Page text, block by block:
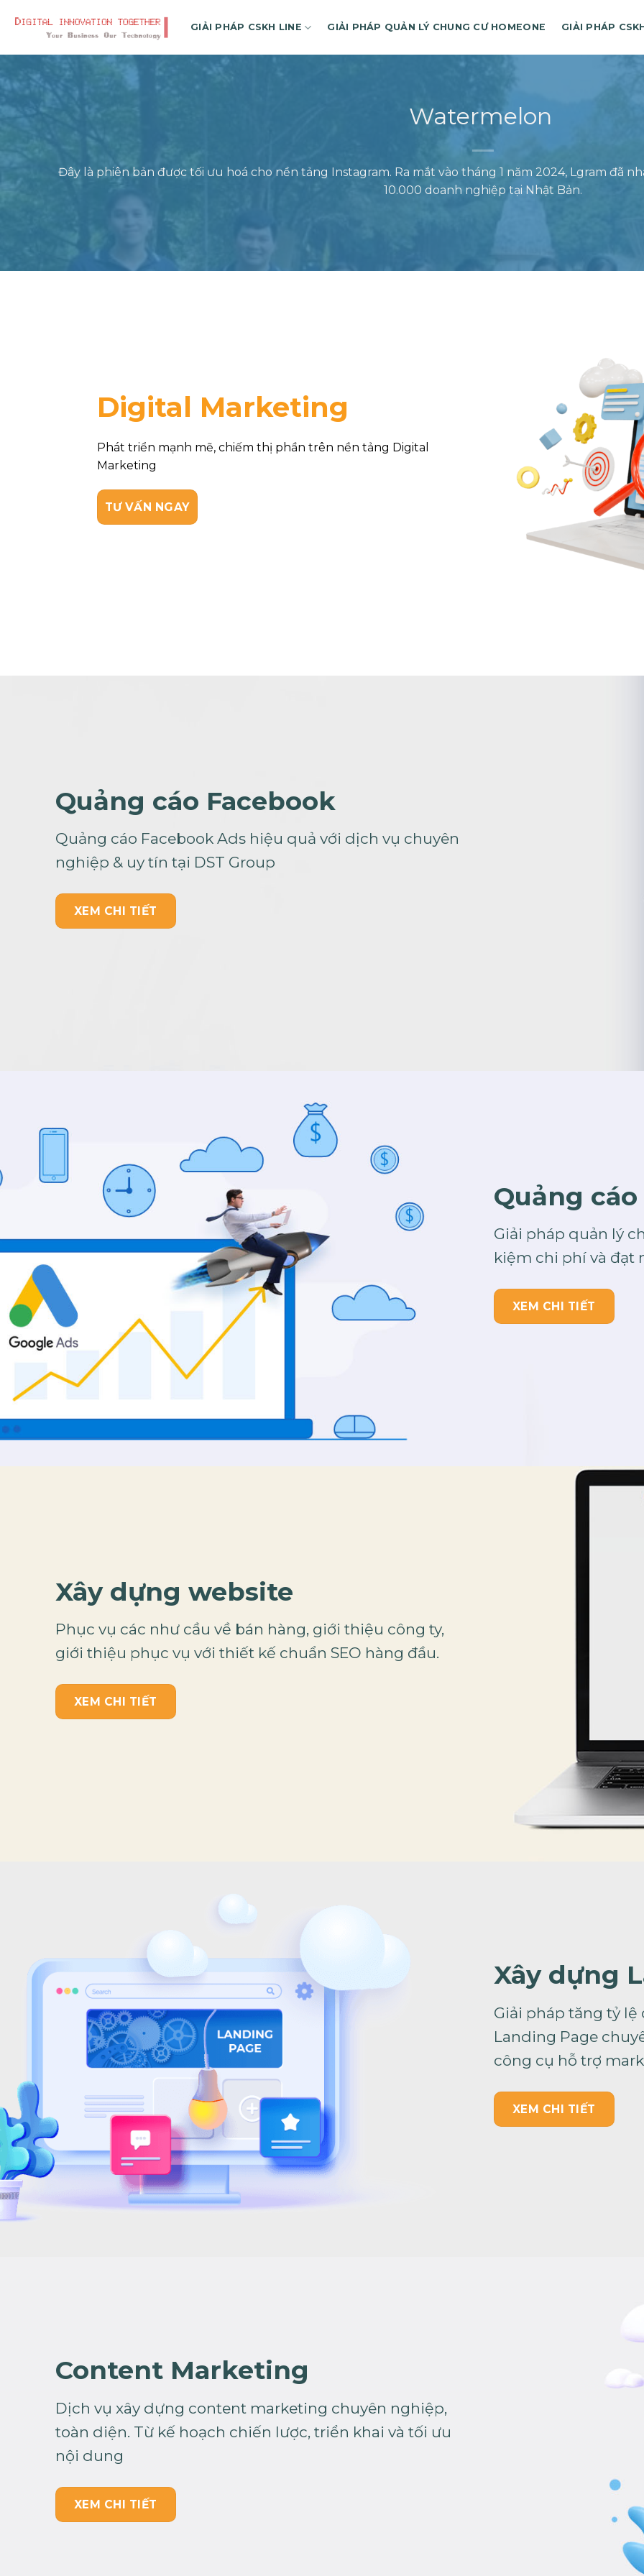
GIẢI PHÁP CSKH LINE GIẢI PHÁP QUẢN LÝ CHUNG CƯ HOMEONE GIẢI PHÁP
Watermelon
Đây là phiên bản được tối ưu hoá cho nền tảng Instagram. Ra mắt vào tháng 1 năm 2024, Lgram đã
10.000 doanh nghiệp tại Nhật Bản.
Digital Marketing
Phát triển mạnh mẽ, chiếm thị phần trên nền tảng Digital
Marketing
TƯ VẤN NGAY
Quảng cáo Facebook
Quảng cáo Facebook Ads hiệu quả với dịch vụ chuyên
nghiệp & uy tín tại DST Group
XEM CHI TIẾT
Quảng cáo
Giải pháp quản lý
kiệm chi phí và đạt
XEM CHI TIẾT
Xây dựng website
Phục vụ các như cầu về bán hàng, giới thiệu công ty,
giới thiệu phục vụ với thiết kế chuẩn SEO hàng đầu.
XEM CHI TIẾT
Xây dựng
Giải pháp tăng tỷ lệ
Landing Page
công cụ hỗ trợ
XEM CHI TIẾT
Content Marketing
Dịch vụ xây dựng content marketing chuyên nghiệp,
toàn diện. Từ kế hoạch chiến lược, triển khai và tối ưu
nội dung
XEM CHI TIẾT